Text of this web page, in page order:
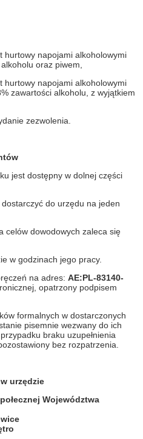
hurtowy napojami alkoholowymi
oraz piwem,
hurtowy napojami alkoholowymi
zawartości alkoholu, z wyjątkiem
zezwolenia.
jest dostępny w dolnej części
do urzędu na jeden
celów dowodowych zaleca się
w godzinach jego pracy.
na adres: AE:PL-83140-
opatrzony podpisem
formalnych w dostarczonych
pisemnie wezwany do ich
braku uzupełnienia
bez rozpatrzenia.
urzędzie
Województwa